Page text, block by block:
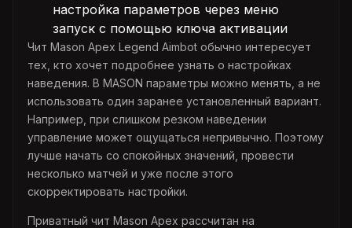
настройка параметров через меню
запуск с помощью ключа активации
Чит Mason Apex Legend Aimbot обычно интересует
тех, кто хочет подробнее узнать о настройках
наведения. В MASON параметры можно менять, а не
использовать один заранее установленный вариант.
Например, при слишком резком наведении
управление может ощущаться непривычно. Поэтому
лучше начать со спокойных значений, провести
несколько матчей и уже после этого
скорректировать настройки.
Приватный чит Mason Apex рассчитан на